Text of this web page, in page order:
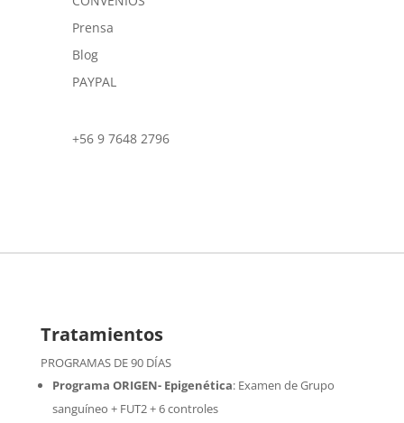
Prensa
Blog
PAYPAL
+56 9 7648 2796
Tratamientos
PROGRAMAS DE 90 DÍAS
Programa ORIGEN- Epigenética:Examen de Grupo
sanguíneo + FUT2 + 6 controles